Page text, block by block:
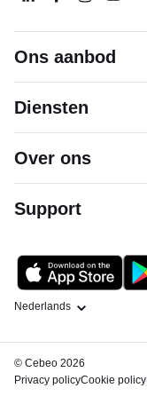
Ons aanbod
Diensten
Over ons
Support
Taal
© Cebeo 2026
Privacy policyCookie policy